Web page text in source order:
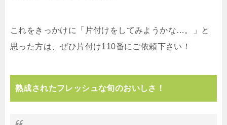
これをきっかけに「片付けをしてみようかな…。」と
思った方は、ぜひ片付け110番にご依頼下さい！
熟成されたフレッシュな旬のおいしさ！